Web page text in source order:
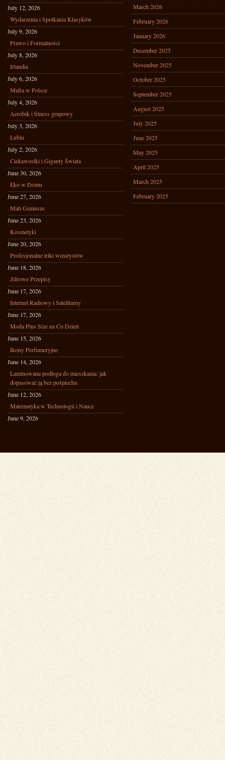
July 12, 2026
Wydarzenia i Spotkania Klasyków
July 9, 2026
Prawo i Formalności
July 8, 2026
Irlandia
July 6, 2026
Mafia w Polsce
July 4, 2026
Aerobik i fitness grupowy
July 3, 2026
Lubin
July 2, 2026
Ciekawostki i Giganty Świata
June 30, 2026
Eko w Domu
June 27, 2026
Mali Geniusze
June 23, 2026
Kosmetyki
June 20, 2026
Profesjonalne triki wizażystów
June 18, 2026
Zdrowe Przepisy
June 17, 2026
Internet Radiowy i Satelitarny
June 17, 2026
Moda Plus Size na Co Dzień
June 15, 2026
Ikony Perfumeryjne
June 14, 2026
Laminowana podłoga do mieszkania: jak
dopasować ją bez pośpiechu
June 12, 2026
Matematyka w Technologii i Nauce
June 9, 2026
March 2026
February 2026
January 2026
December 2025
November 2025
October 2025
September 2025
August 2025
July 2025
June 2025
May 2025
April 2025
March 2025
February 2025